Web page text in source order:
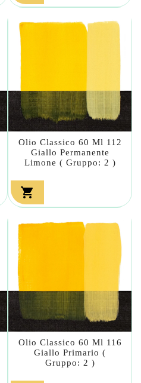
Olio Classico 60 Ml 112
Giallo Permanente
Limone ( Gruppo: 2 )

Olio Classico 60 Ml 116
Giallo Primario (
Gruppo: 2 )